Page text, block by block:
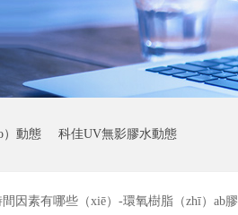
）動態 科佳UV無影膠水動態
因素有哪些（xiē）-環氧樹脂（zhī）ab膠